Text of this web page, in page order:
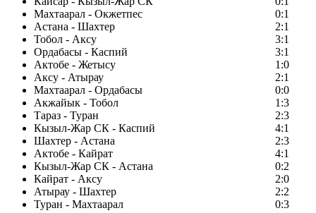
Махтаарал - Окжетпес
0:1
Астана - Шахтер
2:1
Тобол - Аксу
3:1
Ордабасы - Каспий
3:1
Актобе - Жетысу
1:0
Аксу - Атырау
2:1
Махтаарал - Ордабасы
0:0
Акжайык - Тобол
1:3
Тараз - Туран
2:3
Кызыл-Жар СК - Каспий
4:1
Шахтер - Астана
2:3
Актобе - Кайрат
4:1
Кызыл-Жар СК - Астана
0:2
Кайрат - Аксу
2:0
Атырау - Шахтер
2:2
Туран - Махтаарал
0:3